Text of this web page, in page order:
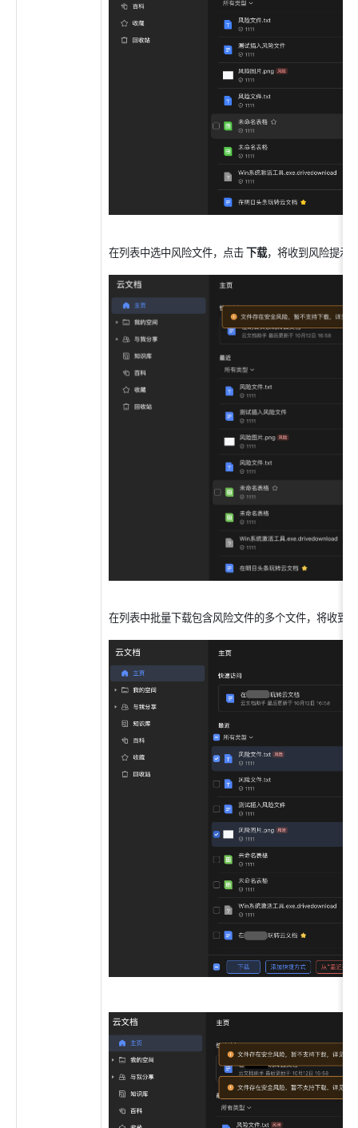
在列表中选中风险文件，点击 下载，将收到风险提示
在列表中批量下载包含风险文件的多个文件，将收到